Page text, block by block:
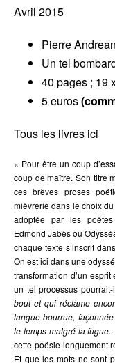
Avril 2015
Pierre
Un tel
40 pages ; 19
5 euros
Tous les livres ici
« Pour être un coup
coup de maître. Son titre
ces brèves proses
mièvrerie dans le choix
adoptée par les poètes
Edmond Jabès ou
chaque texte s’inscrit
On est ici dans une
transformation d’un
un tel processus
bout et qui réclame
langue bourrue,
le temps malgré la fugue..
cette poésie longuement
Et que les mots ne sont